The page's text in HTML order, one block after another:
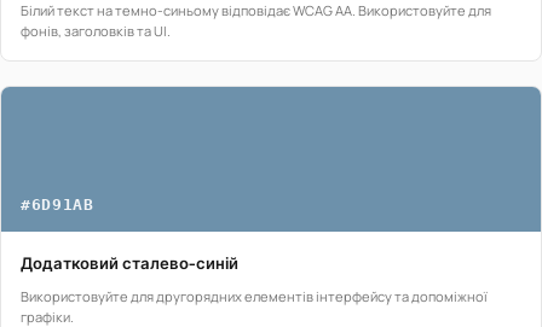
Білий текст на темно-синьому відповідає WCAG AA. Використовуйте для
фонів, заголовків та UI.
#6D91AB
Додатковий сталево-синій
Використовуйте для другорядних елементів інтерфейсу та допоміжної
графіки.